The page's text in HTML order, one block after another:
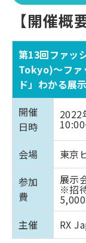
【開催概
第13回ファッ
Tokyo)～ファ
ド」わかる展
開催
日時
2022
会場
東京
参加
費
展示
※招
主催
RX